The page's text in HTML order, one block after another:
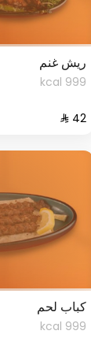
ريش غنم
999 kcal
كباب لحم
999 kcal